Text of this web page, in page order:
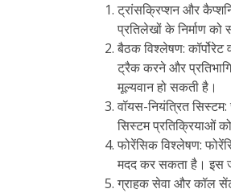
ट्रांसक्रिप्शन और
प्रतिलेखों के निर्माण
बैठक विश्लेषण:
ट्रैक करने और
मूल्यवान हो सकती है।
वॉयस-नियंत्रित
सिस्टम प्रतिक्रियाओं
फोरेंसिक विश्लेषण:
मदद कर सकता है। इस
ग्राहक सेवा और कॉल